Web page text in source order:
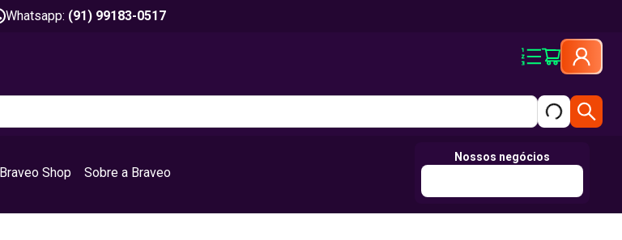
Whatsapp: (91) 99183-0517
Shop Sobre a Braveo
Nossos negócios